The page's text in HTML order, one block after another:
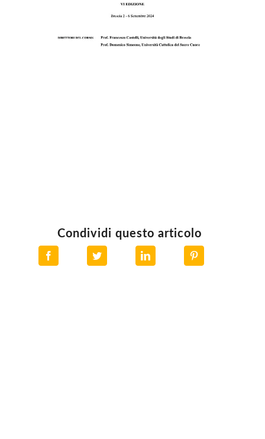
Condividi questo articolo